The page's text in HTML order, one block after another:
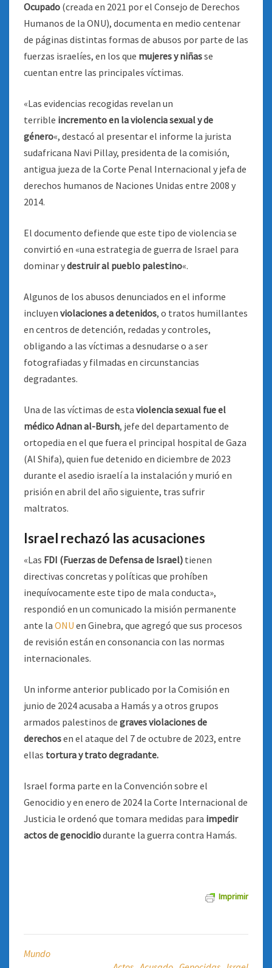
Ocupado (creada en 2021 por el Consejo de Derechos
Humanos de la ONU), documenta en medio centenar
de páginas distintas formas de abusos por parte de las
fuerzas israelíes, en los que mujeres y niñasse
cuentan entre las principales víctimas.
«Las evidencias recogidas revelan un
terrible incremento en la violencia sexual y de
género«, destacó al presentar el informe la jurista
sudafricana Navi Pillay, presidenta de la comisión,
antigua jueza de la Corte Penal Internacional y jefa de
derechos humanos de Naciones Unidas entre 2008 y
2014.
El documento defiende que este tipo de violencia se
convirtió en «una estrategia de guerra de Israel para
dominar ydestruir al pueblo palestino«.
Algunos de los abusos denunciados en el informe
incluyen violaciones a detenidos, o tratos humillantes
en centros de detención, redadas y controles,
obligando a las víctimas a desnudarse o a ser
fotografiadas y filmadas en circunstancias
degradantes.
Una de las víctimas de esta violencia sexual fue el
médico Adnan al-Bursh, jefe del departamento de
ortopedia en el que fuera el principal hospital de Gaza
(Al Shifa), quien fue detenido en diciembre de 2023
durante el asedio israelí a la instalación y murió en
prisión en abril del año siguiente, tras sufrir
maltratos.
Israel rechazó las acusaciones
«Las FDI (Fuerzas de Defensa de Israel) tienen
directivas concretas y políticas que prohíben
inequívocamente este tipo de mala conducta»,
respondió en un comunicado la misión permanente
ante la ONU en Ginebra, que agregó que sus procesos
de revisión están en consonancia con las normas
internacionales.
Un informe anterior publicado por la Comisión en
junio de 2024 acusaba a Hamás y a otros grupos
armados palestinos de graves violaciones de
derechosen el ataque del 7 de octubre de 2023, entre
ellas tortura y trato degradante.
Israel forma parte en la Convención sobre el
Genocidio y en enero de 2024 la Corte Internacional de
Justicia le ordenó que tomara medidas para impedir
actos de genocidiodurante la guerra contra Hamás.
Imprimir
Mundo